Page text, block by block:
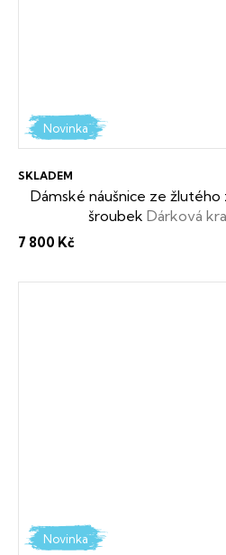
Novinka
Dámské náušnice ze
šroubek Dárková
SKLADEM
7 800 Kč
Novinka